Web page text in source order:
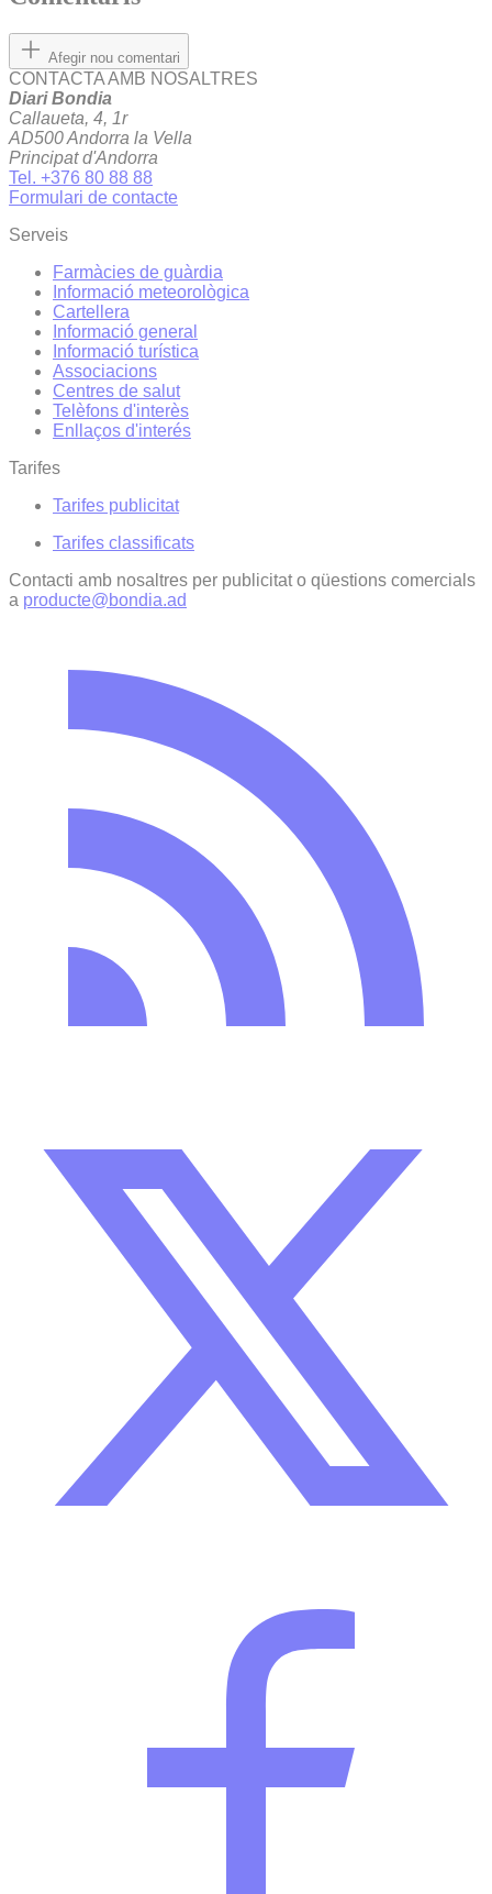
Afegir nou comentari
CONTACTA AMB NOSALTRES
Diari Bondia
Callaueta, 4, 1r
AD500 Andorra la Vella
Principat d'Andorra
Tel. +376 80 88 88
Formulari de contacte
Serveis
Farmàcies de guàrdia
Informació meteorològica
Cartellera
Informació general
Informació turística
Associacions
Centres de salut
Telèfons d'interès
Enllaços d'interés
Tarifes
Tarifes publicitat
Tarifes classificats
Contacti amb nosaltres per publicitat o qüestions comercials
a producte@bondia.ad